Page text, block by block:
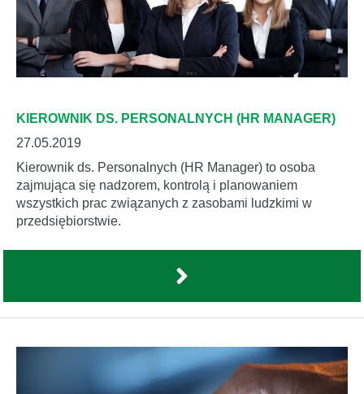
KIEROWNIK DS. PERSONALNYCH (HR MANAGER)
27.05.2019
Kierownik ds. Personalnych (HR Manager) to osoba
zajmująca się nadzorem, kontrolą i planowaniem
wszystkich prac związanych z zasobami ludzkimi w
przedsiębiorstwie.